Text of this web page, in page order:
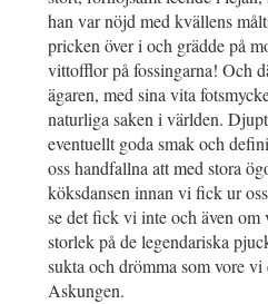
han var nöjd med kvällens
pricken över i och grädde på
vittofflor på fossingarna! Och
ägaren, med sina vita
naturliga saken i världen.
eventuellt goda smak och
oss handfallna att med stora
köksdansen innan vi fick ur
se det fick vi inte och även om
storlek på de legendariska
sukta och drömma som vore
Askungen.